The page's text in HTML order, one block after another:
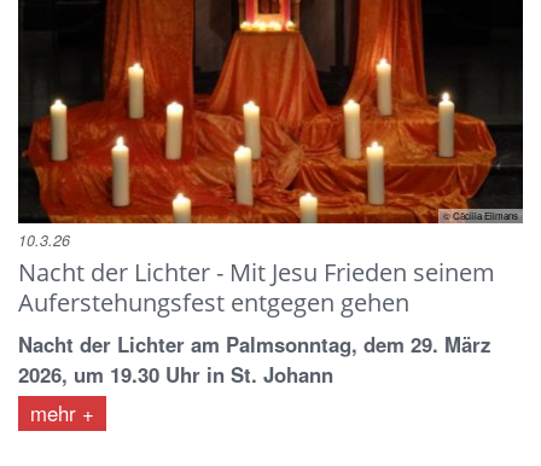
© Cäcilia Eilmans
Nacht der Lichter - Mit Jesu Frieden seinem
Auferstehungsfest entgegen gehen
10.3.26
Nacht der Lichter am Palmsonntag, dem 29. März
2026, um 19.30 Uhr in St. Johann
mehr